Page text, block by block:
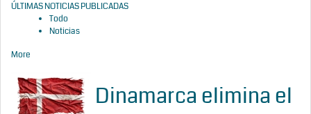
ÚLTIMAS NOTICIAS PUBLICADAS
Todo
Noticias
More
Dinamarca elimina el